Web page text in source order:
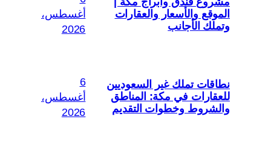
الموقع والأسعار والعقارات
وتملك الأجانب
أغسطس،
2026
نطاقات تملك غير السعوديين
للعقارات في مكة: المناطق
والشروط وخطوات التقديم
6
أغسطس،
2026